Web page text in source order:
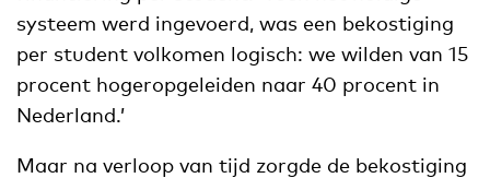
systeem werd ingevoerd, was een bekostiging
per student volkomen logisch: we wilden van 15
procent hogeropgeleiden naar 40 procent in
Nederland.’
Maar na verloop van tijd zorgde de bekostiging